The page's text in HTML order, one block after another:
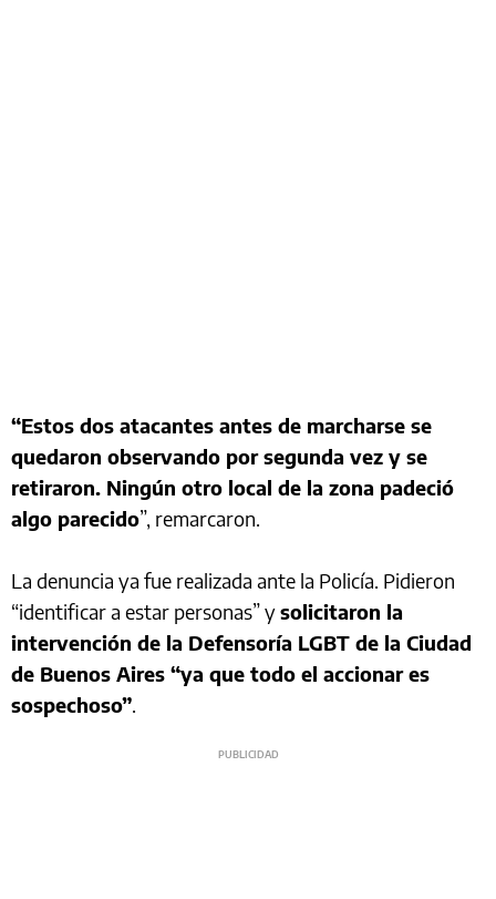
“Estos dos atacantes antes de marcharse se
quedaron observando por segunda vez y se
retiraron. Ningún otro local de la zona padeció
algo parecido”, remarcaron.
La denuncia ya fue realizada ante la Policía. Pidieron
“identificar a estar personas” ysolicitaron la
intervención de la Defensoría LGBT de la Ciudad
de Buenos Aires “ya que todo el accionar es
sospechoso”.